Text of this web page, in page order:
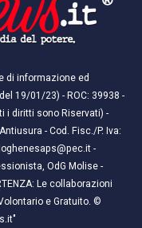
di informazione ed
19/01/23) - ROC: 39938 -
i diritti sono Riservati) -
- Cod. Fisc./P. Iva:
-
OdG Molise -
Le collaborazioni
e Gratuito. ©